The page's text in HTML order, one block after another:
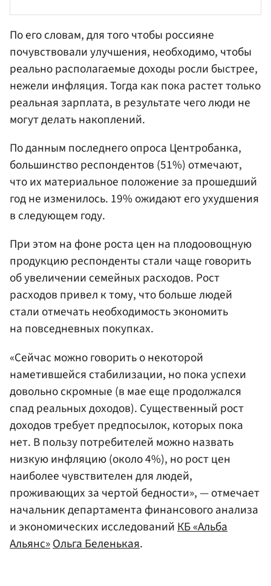
По его словам, для того чтобы россияне
почувствовали улучшения, необходимо, чтобы
реально располагаемые доходы росли быстрее,
нежели инфляция. Тогда как пока растет только
реальная зарплата, в результате чего люди не
могут делать накоплений.
По данным последнего опроса Центробанка,
большинство респондентов (51%) отмечают,
что их материальное положение за прошедший
год не изменилось. 19% ожидают его ухудшения
в следующем году.
При этом на фоне роста цен на плодоовощную
продукцию респонденты стали чаще говорить
об увеличении семейных расходов. Рост
расходов привел к тому, что больше людей
стали отмечать необходимость экономить
на повседневных покупках.
«Сейчас можно говорить о некоторой
наметившейся стабилизации, но пока успехи
довольно скромные (в мае еще продолжался
спад реальных доходов). Существенный рост
доходов требует предпосылок, которых пока
нет. В пользу потребителей можно назвать
низкую инфляцию (около 4%), но рост цен
наиболее чувствителен для людей,
проживающих за чертой бедности», — отмечает
начальник департамента финансового анализа
и экономических исследований КБ «Альба
Альянс»Ольга Беленькая.